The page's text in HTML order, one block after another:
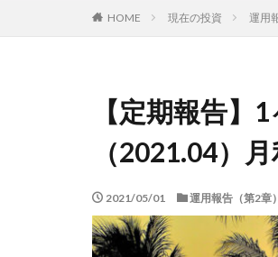
HOME 現在の投資 運用
【定期報告
（2021.04）
2021/05/01 運用報告（第2章）